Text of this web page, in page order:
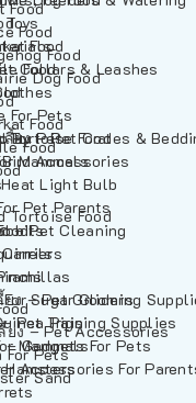
Food
Food
Food
Dog Food
Food
Food
Tortoise Food
ง – Pet Accessories
For Pets
Sand
Food
Food
Tortoise Food
Collars & Leashes
For Pets
ยง – Pet Crates &
Accessories
Light Bulb
Pet Parents
– Pet Cleaning
ง – Pet Grooming
Pet Training Supplies
– Gadgets For Pets
Accessories For
By Pet
Mammals
Sugar Gliders
Pigs
Mammals